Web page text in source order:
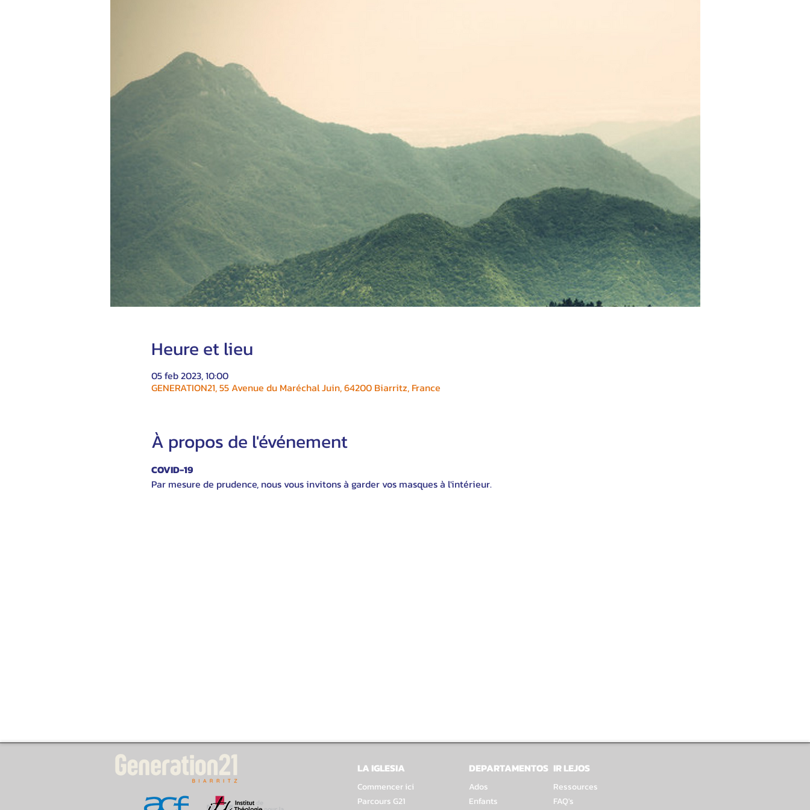
Heure et lieu
05 feb 2023, 10:00
GENERATION21, 55 Avenue du Maréchal Juin, 64200 Biarritz, France
À propos de l'événement
COVID-19
Par mesure de prudence, nous vous invitons à garder vos masques à l'intérieur.
LA IGLESIA
Commencer ici
Parcours G21
DEPARTAMENTOS IR LEJOS
Ados
Enfants
Ressources
FAQ's